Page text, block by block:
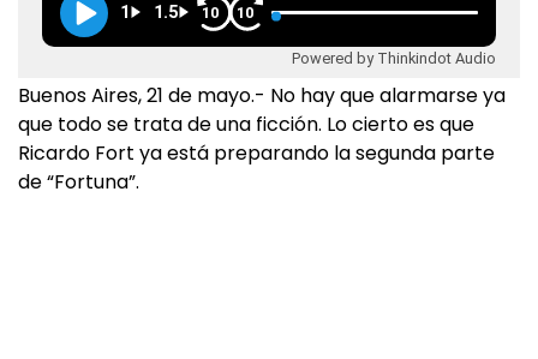
1 1.5 10 10
Powered by Thinkindot Audio
Buenos Aires, 21 de mayo.- No hay que alarmarse ya
que todo se trata de una ficción. Lo cierto es que
Ricardo Fort ya está preparando la segunda parte
de “Fortuna”.